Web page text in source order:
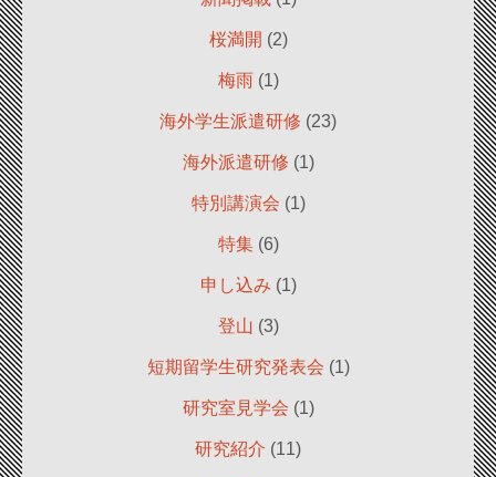
桜満開 (2)
梅雨(1)
海外学生派遣研修 (23)
海外派遣研修 (1)
特別講演会 (1)
特集(6)
申し込み (1)
登山 (3)
短期留学生研究発表会 (1)
研究室見学会 (1)
研究紹介 (11)